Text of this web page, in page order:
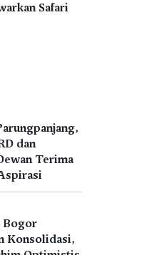
Safari
dan
Terima
Bogor
Konsolidasi,